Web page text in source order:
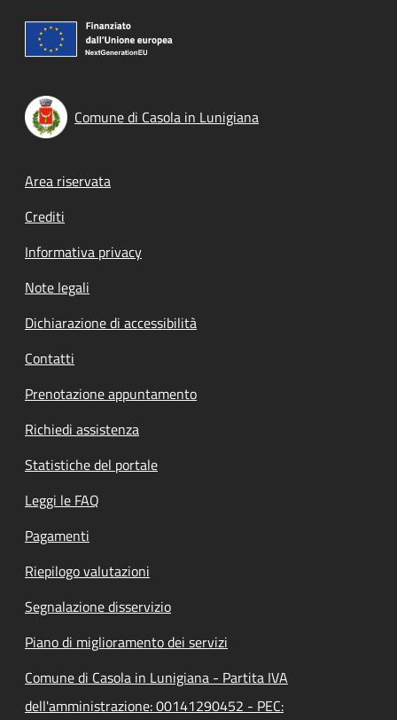
Comune di Casola in Lunigiana
Footer menu
Area riservata
Crediti
Informativa privacy
Note legali
Dichiarazione di accessibilità
Contatti
Prenotazione appuntamento
Richiedi assistenza
Statistiche del portale
Leggi le FAQ
Pagamenti
Riepilogo valutazioni
Segnalazione disservizio
Piano di miglioramento dei servizi
Comune di Casola in Lunigiana - Partita IVA
dell'amministrazione: 00141290452 - PEC: